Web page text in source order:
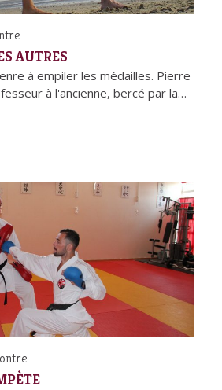
AUTRES
à empiler les médailles. Pierre
à l'ancienne, bercé par la…